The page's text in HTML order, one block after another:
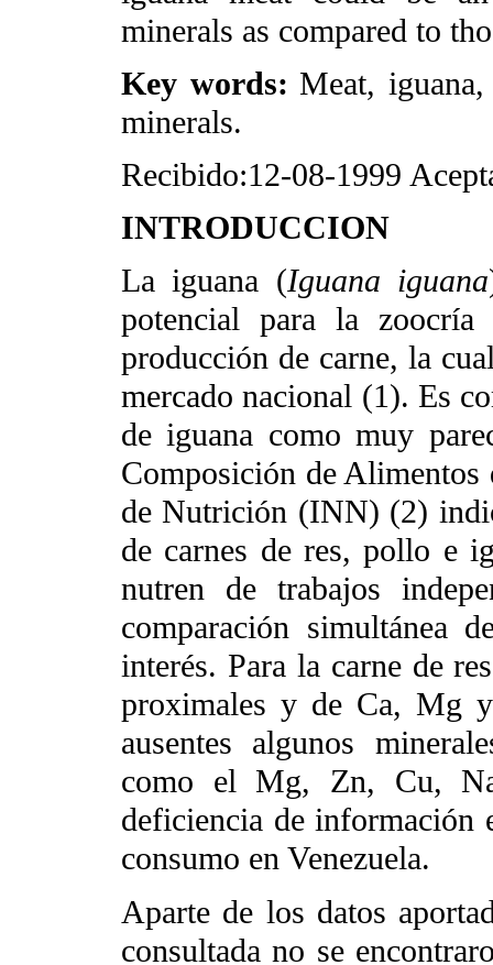
minerals as compared to
Key words: Meat,
minerals.
Recibido:12-08-1999
INTRODUCCION
La iguana (Iguana iguana
potencial para la zoocría
producción de carne, la
mercado nacional (1). Es
de iguana como muy
Composición de
de Nutrición (INN) (2)
de carnes de res, pollo e
nutren de trabajos
comparación simultánea
interés. Para la carne de
proximales y de Ca, Mg
ausentes algunos
como el Mg, Zn, Cu,
deficiencia de información
consumo en Venezuela.
Aparte de los datos
consultada no se